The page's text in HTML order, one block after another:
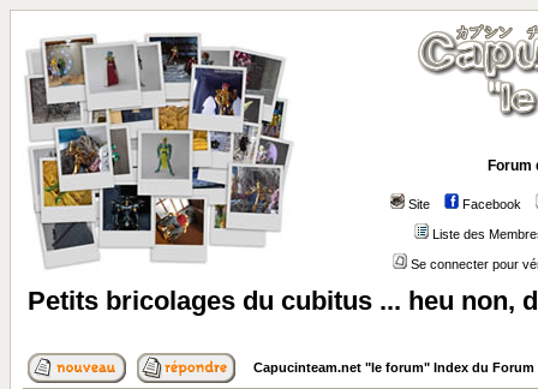
Forum
Site Facebook
Liste des
Se connecter pour
Petits bricolages du cubitus ... heu non,
Capucinteam.net "le forum" Index du Forum